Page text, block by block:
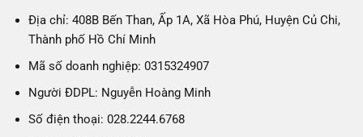
Địa chỉ: 408B Bến Than, Ấp 1A, Xã Hòa Phú, Huyện Củ Chi,
Thành phố Hồ Chí Minh
Mã số doanh nghiệp: 0315324907
Người ĐDPL: Nguyễn Hoàng Minh
Số điện thoại: 028.2244.6768